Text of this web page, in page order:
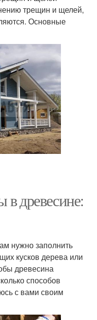
трещин и щелей,
Основные
в древесине:
нужно заполнить
кусков дерева или
древесина
способов
с вами своим